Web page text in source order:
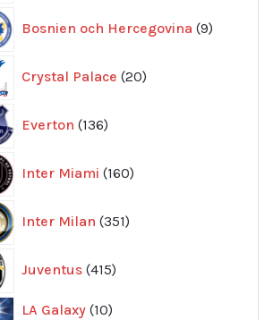
Bosnien och Hercegovina 9
produkter
Crystal Palace 20
produkter
Everton 136
produkter
Inter Miami 160
produkter
Inter Milan 351
produkter
Juventus 415
produkter
LA Galaxy 1010